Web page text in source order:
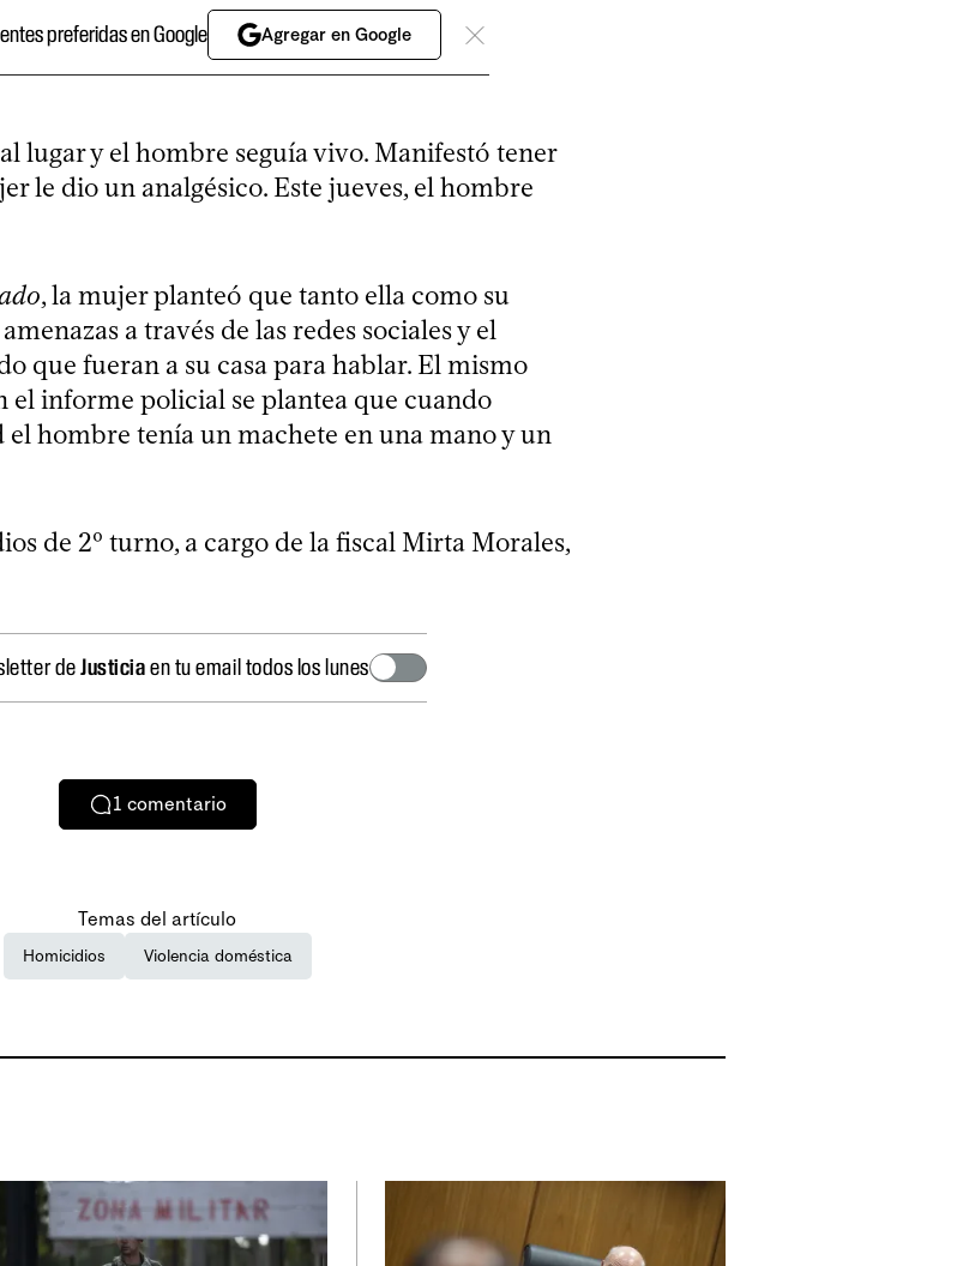
preferidas en Google Agregar en Google
lugar y el hombre seguía vivo. Manifestó tener
le dio un analgésico. Este jueves, el hombre
, la mujer planteó que tanto ella como su
a través de las redes sociales y el
que fueran a su casa para hablar. El mismo
el informe policial se plantea que cuando
hombre tenía un machete en una mano y un
de 2º turno, a cargo de la fiscal Mirta Morales,
deJusticiaen tu email todos los lunes
1 comentario
Temas del artículo
Homicidios Violencia doméstica